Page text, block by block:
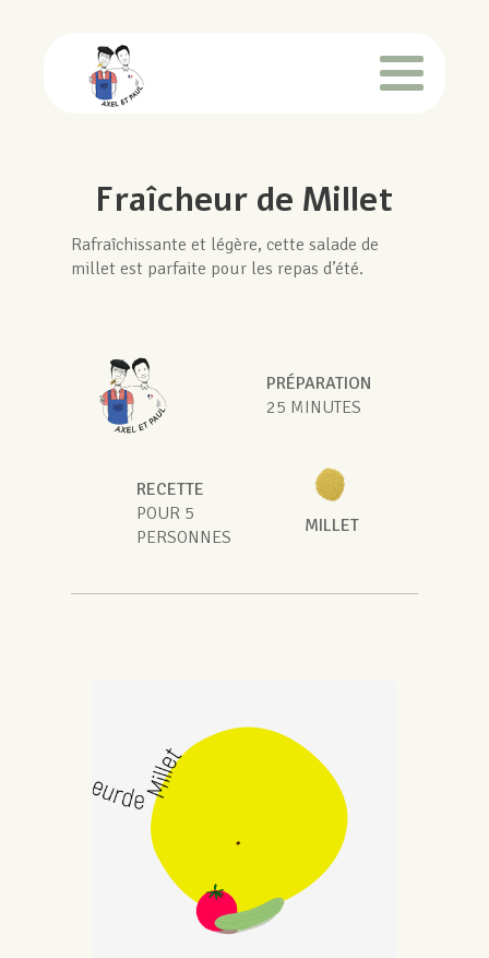
Fraîcheur de Millet
Rafraîchissante et légère, cette salade de
millet est parfaite pour les repas d’été.
PRÉPARATION
25 MINUTES
RECETTE
POUR 5
PERSONNES
MILLET